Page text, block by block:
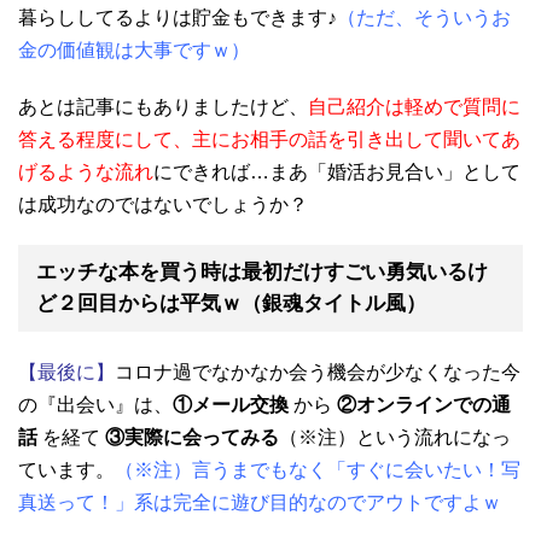
暮らししてるよりは貯金もできます♪ （ただ、そういうお
金の価値観は大事ですｗ）
あとは記事にもありましたけど、
自己紹介は軽めで質問に
答える程度にして、主にお相手の話を引き出して聞いてあ
げるような流れにできれば…まあ「婚活お見合い」として
は成功なのではないでしょうか？
エッチな本を買う時は最初だけすごい勇気いるけ
ど２回目からは平気ｗ（銀魂タイトル風）
【最後に】
コロナ過でなかなか会う機会が少なくなった今
の『出会い』は、 ①メール交換 から ②オンラインでの通
話を経て ③実際に会ってみる （※注）という流れになっ
ています。
（※注）言うまでもなく「すぐに会いたい！写
真送って！」系は完全に遊び目的なのでアウトですよｗ